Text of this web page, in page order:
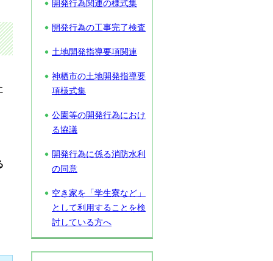
開発行為関連の様式集
開発行為の工事完了検査
土地開発指導要項関連
神栖市の土地開発指導要
項様式集
公園等の開発行為におけ
る協議
開発行為に係る消防水利
の同意
空き家を「学生寮など」
として利用することを検
討している方へ